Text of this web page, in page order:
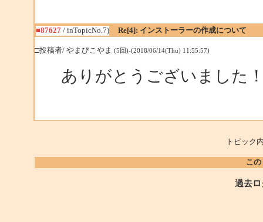
■87627/ inTopicNo.7) Re[4]: インストーラーの作成について
□投稿者/ やまびこやま (5回)-(2018/06/14(Thu) 11:55:57)
ありがとうございました
トピッ
こ
過去